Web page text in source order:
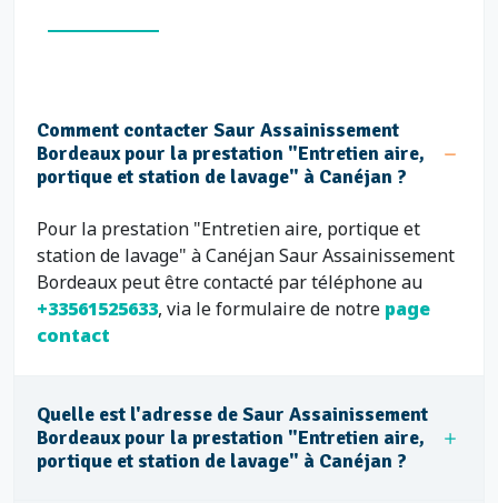
Comment contacter Saur Assainissement
Bordeaux pour la prestation "Entretien aire,
portique et station de lavage" à Canéjan ?
Pour la prestation "Entretien aire, portique et
station de lavage" à Canéjan Saur Assainissement
Bordeaux peut être contacté par téléphone au
+33561525633, via le formulaire de notre page
contact
Quelle est l'adresse de Saur Assainissement
Bordeaux pour la prestation "Entretien aire,
portique et station de lavage" à Canéjan ?